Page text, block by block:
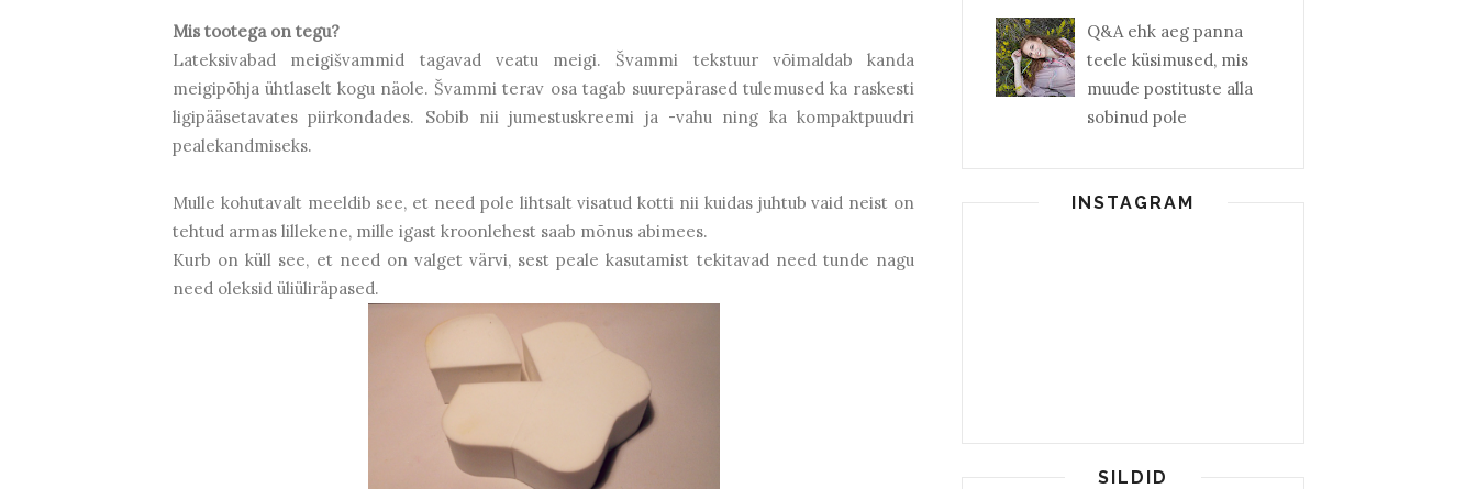
Mis tootega on tegu?
Lateksivabad meigišvammid tagavad veatu meigi. Švammi tekstuur võimaldab kanda
meigipõhja ühtlaselt kogu näole. Švammi terav osa tagab suurepärased tulemused ka raskesti
ligipääsetavates piirkondades. Sobib nii jumestuskreemi ja -vahu ning ka kompaktpuudri
pealekandmiseks.
Mulle kohutavalt meeldib see, et need pole lihtsalt visatud kotti nii kuidas juhtub vaid neist on
tehtud armas lillekene, mille igast kroonlehest saab mõnus abimees.
Kurb on küll see, et need on valget värvi, sest peale kasutamist tekitavad need tunde nagu
need oleksid üliüliräpased.
Q&A ehk aeg panna
teele küsimused, mis
muude postituste alla
sobinud pole
INSTAGRAM
SILDID